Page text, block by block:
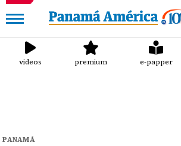
videos premium e-papper
PANAMÁ